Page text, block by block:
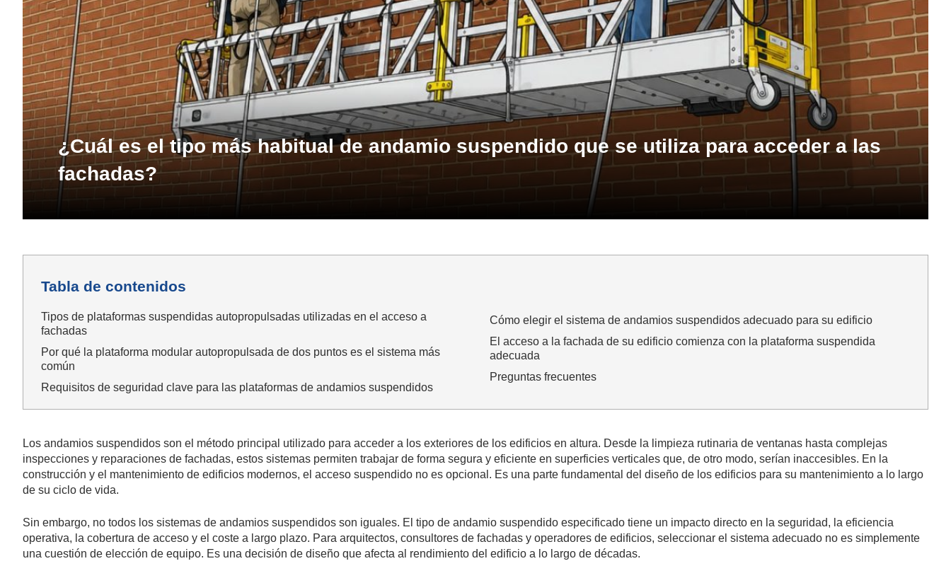
¿Cuál es el tipo más habitual de andamio suspendido que se utiliza para acceder a las
fachadas?
Tabla de contenidos
Tipos de plataformas suspendidas autopropulsadas utilizadas en el acceso a
fachadas
Por qué la plataforma modular autopropulsada de dos puntos es el sistema más
común
Requisitos de seguridad clave para las plataformas de andamios suspendidos
Cómo elegir el sistema de andamios suspendidos adecuado para su edificio
El acceso a la fachada de su edificio comienza con la plataforma suspendida
adecuada
Preguntas frecuentes
Los andamios suspendidos son el método principal utilizado para acceder a los exteriores de los edificios en altura. Desde la limpieza rutinaria de ventanas hasta complejas
inspecciones y reparaciones de fachadas, estos sistemas permiten trabajar de forma segura y eficiente en superficies verticales que, de otro modo, serían inaccesibles. En la
construcción y el mantenimiento de edificios modernos, el acceso suspendido no es opcional. Es una parte fundamental del diseño de los edificios para su mantenimiento a lo largo
de su ciclo de vida.
Sin embargo, no todos los sistemas de andamios suspendidos son iguales. El tipo de andamio suspendido especificado tiene un impacto directo en la seguridad, la eficiencia
operativa, la cobertura de acceso y el coste a largo plazo. Para arquitectos, consultores de fachadas y operadores de edificios, seleccionar el sistema adecuado no es simplemente
una cuestión de elección de equipo. Es una decisión de diseño que afecta al rendimiento del edificio a lo largo de décadas.